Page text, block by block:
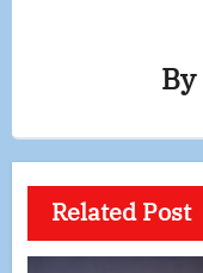
By
Related Post